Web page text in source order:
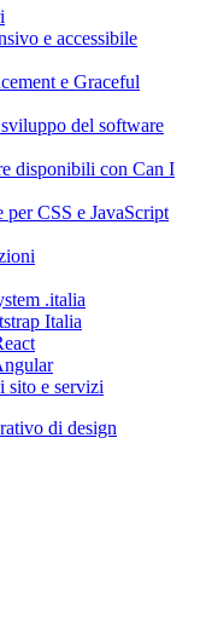
e accessibile
e Graceful
del software
disponibili con Can I
per CSS e JavaScript
.italia
Italia
sito e servizi
di design